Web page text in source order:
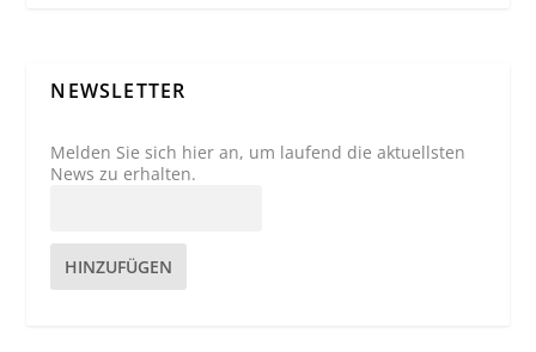
NEWSLETTER
Melden Sie sich hier an, um laufend die aktuellsten
News zu erhalten.
HINZUFÜGEN